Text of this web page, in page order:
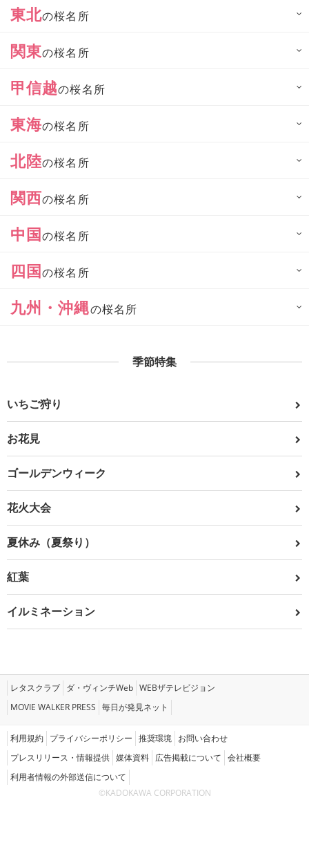
東北の桜名所
関東の桜名所
甲信越の桜名所
東海の桜名所
北陸の桜名所
関西の桜名所
中国の桜名所
四国の桜名所
九州・沖縄の桜名所
季節特集
いちご狩り
お花見
ゴールデンウィーク
花火大会
夏休み（夏祭り）
紅葉
イルミネーション
レタスクラブ ダ・ヴィンチWeb WEBザテレビジョン
MOVIE WALKER PRESS 毎日が発見ネット
利用規約 プライバシーポリシー 推奨環境 お問い合わせ
プレスリリース・情報提供 媒体資料 広告掲載について 会社概要
利用者情報の外部送信について
©KADOKAWA CORPORATION